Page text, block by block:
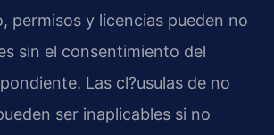
permisos y licencias pueden no
sin el consentimiento del
Las cl?usulas de no
ser inaplicables si no